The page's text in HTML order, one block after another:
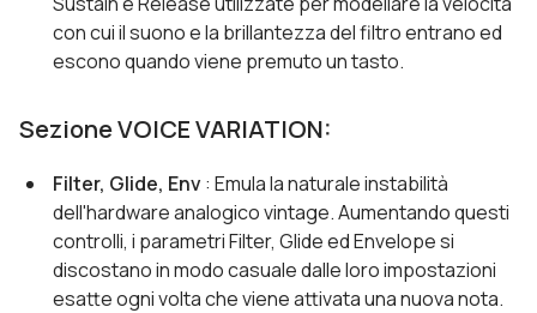
con cui il suono e la brillantezza del filtro entrano ed
escono quando viene premuto un tasto.
Sezione VOICE VARIATION:
Filter, Glide, Env: Emula la naturale instabilità
dell'hardware analogico vintage. Aumentando questi
controlli, i parametri Filter, Glide ed Envelope si
discostano in modo casuale dalle loro impostazioni
esatte ogni volta che viene attivata una nuova nota.